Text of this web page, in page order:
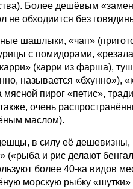
Более дешёвым
не обходиится без
шашлыки, «чап»
с помидорами,
(карри из фарша),
называется «бхунно»),
пирог «петис»,
очень
маслом).
в силу её дешевизны,
(«рыба и рис делают
более 40-ка видов
морскую рыбку